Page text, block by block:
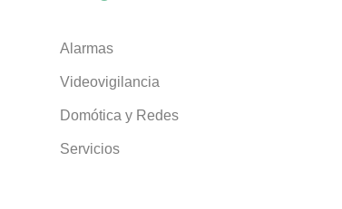
Alarmas
Videovigilancia
Domótica y Redes
Servicios